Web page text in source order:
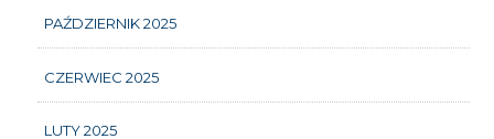
PAŹDZIERNIK 2025
CZERWIEC 2025
LUTY 2025